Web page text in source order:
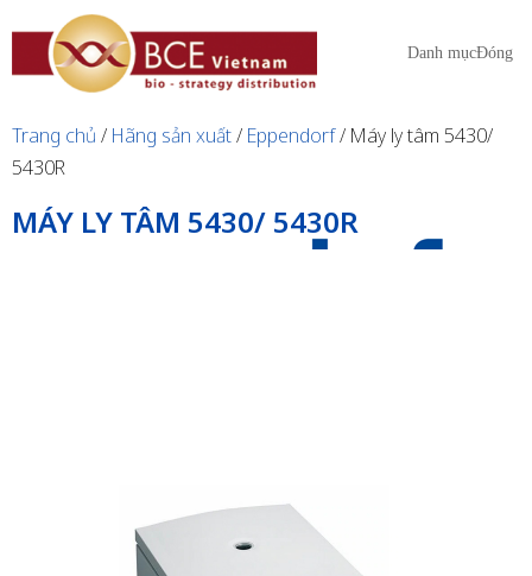
Danh mụcĐóng
Trang chủ / Hãng sản xuất/ Eppendorf/ Máy ly tâm 5430/
5430R
MÁY LY TÂM 5430/ 5430R